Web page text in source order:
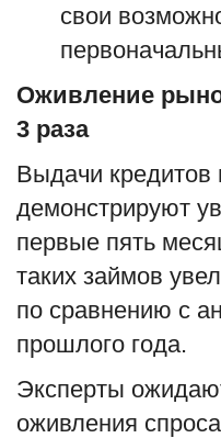
свои
Оживление
3 раза
Выдачи
демонстрируют
первые пять
таких займов
по сравнению с
прошлого года.
Эксперты
оживления